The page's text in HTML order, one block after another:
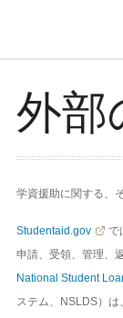
外部
学資援助に関する、
Studentaid.gov
で
申請、受領、管理、
National Student
ステム、NSLDS）